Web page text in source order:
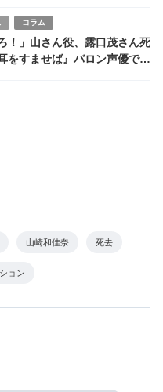
コラム
！」山さん役、露口茂さん死
すませば』バロン声優でも
山崎和佳奈 死去
ョン